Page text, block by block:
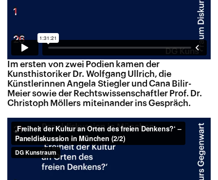
Im ersten von zwei Podien kamen der
Kunsthistoriker Dr. Wolfgang Ullrich, die
Künstlerinnen Angela Stiegler und Cana Bilir-
Meier sowie der Rechtswissenschaftler Prof. Dr.
Christoph Möllers miteinander ins Gespräch.